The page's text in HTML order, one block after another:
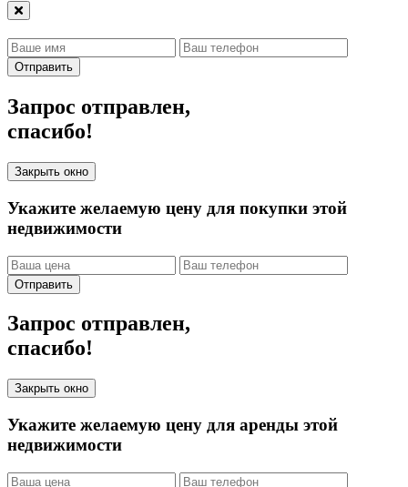
Отправить
Запрос отправлен,
спасибо!
Закрыть окно
Укажите желаемую цену для покупки этой
недвижимости
Отправить
Запрос отправлен,
спасибо!
Закрыть окно
Укажите желаемую цену для аренды этой
недвижимости